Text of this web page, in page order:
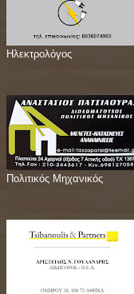
Ηλεκτρολόγος
Πολιτικός Μηχανικός